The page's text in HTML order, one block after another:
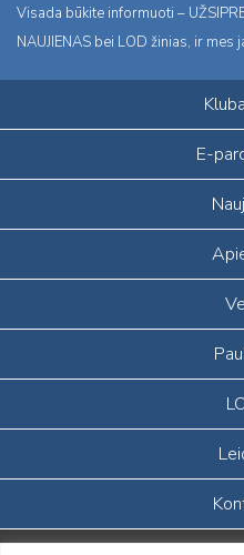
Visada būkite informuoti –
NAUJIENAS bei LOD žinias, ir mes
E-